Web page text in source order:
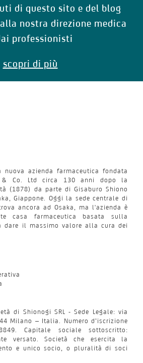
di questo sito e del blog
nostra direzione medica
professionisti
scopri di più
nuova azienda farmaceutica fondata
& Co. Ltd circa 130 anni dopo la
(1878) da parte di Gisaburo Shiono
Giappone. Oggi la sede centrale di
ancora ad Osaka, ma l'azienda è
casa farmaceutica basata sulla
dare il massimo valore alla cura dei
di Shionogi SRL - Sede Legale: via
Milano – Italia. Numero d’iscrizione
Capitale sociale sottoscritto:
versato. Società che esercita la
e unico socio, o pluralità di soci